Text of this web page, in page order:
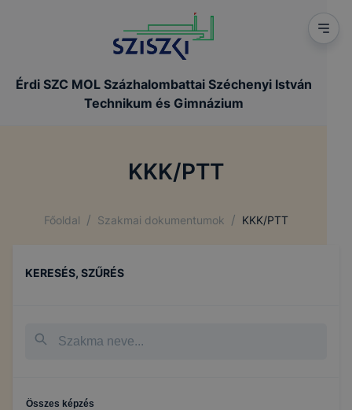
Érdi SZC MOL Százhalombattai Széchenyi István
Technikum és Gimnázium
KKK/PTT
Főoldal / Szakmai dokumentumok / KKK/PTT
KERESÉS, SZŰRÉS
Összes képzés